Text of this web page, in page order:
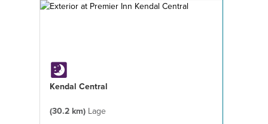
Kendal Central
(30.2 km) Lage